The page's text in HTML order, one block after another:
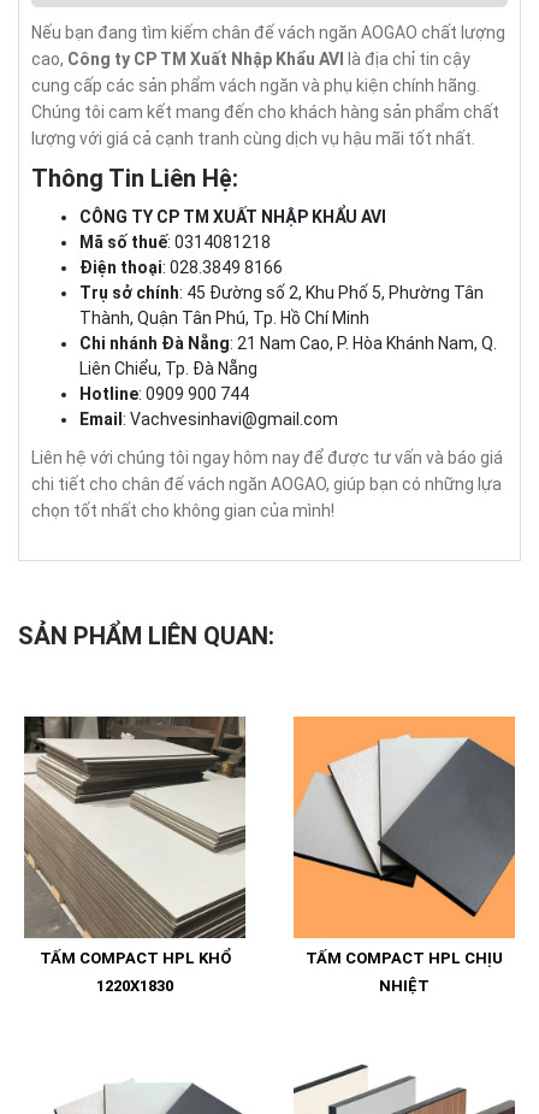
Nếu bạn đang tìm kiếm chân đế vách ngăn AOGAO chất lượng
cao, Công ty CP TM Xuất Nhập Khẩu AVI
là địa chỉ tin cậy
cung cấp các sản phẩm vách ngăn và phụ kiện chính hãng.
Chúng tôi cam kết mang đến cho khách hàng sản phẩm chất
lượng với giá cả cạnh tranh cùng dịch vụ hậu mãi tốt nhất.
Thông Tin Liên Hệ:
CÔNG TY CP TM XUẤT NHẬP KHẨU AVI
Mã số thuế: 0314081218
Điện thoại: 028.3849 8166
Trụ sở chính: 45 Đường số 2, Khu Phố 5, Phường Tân
Thành, Quận Tân Phú, Tp. Hồ Chí Minh
Chi nhánh Đà Nẵng: 21 Nam Cao, P. Hòa Khánh Nam, Q.
Liên Chiểu, Tp. Đà Nẵng
Hotline: 0909 900 744
Email : Vachvesinhavi@gmail.com
Liên hệ với chúng tôi ngay hôm nay để được tư vấn và báo giá
chi tiết cho chân đế vách ngăn AOGAO, giúp bạn có những lựa
chọn tốt nhất cho không gian của mình!
SẢN PHẨM LIÊN QUAN:
TẤM COMPACT HPL KHỔ
1220X1830
TẤM COMPACT HPL CHỊU
NHIỆT